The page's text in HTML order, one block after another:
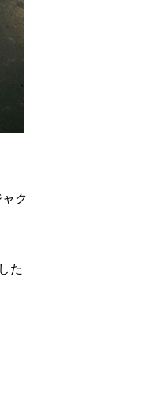
ク
た